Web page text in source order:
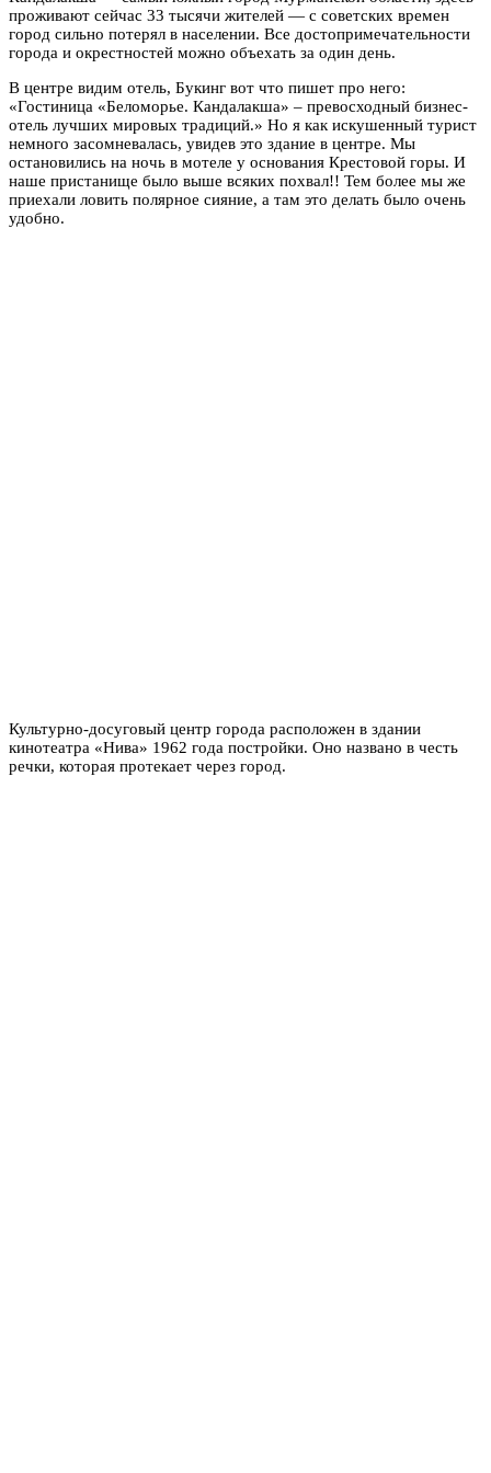
проживают сейчас 33 тысячи жителей — с советских времен
город сильно потерял в населении. Все достопримечательности
города и окрестностей можно объехать за один день.
В центре видим отель, Букинг вот что пишет про него:
«Гостиница «Беломорье. Кандалакша» – превосходный бизнес-
отель лучших мировых традиций.» Но я как искушенный турист
немного засомневалась, увидев это здание в центре. Мы
остановились на ночь в мотеле у основания Крестовой горы. И
наше пристанище было выше всяких похвал!! Тем более мы же
приехали ловить полярное сияние, а там это делать было очень
удобно.
Культурно-досуговый центр города расположен в здании
кинотеатра «Нива» 1962 года постройки. Оно названо в честь
речки, которая протекает через город.